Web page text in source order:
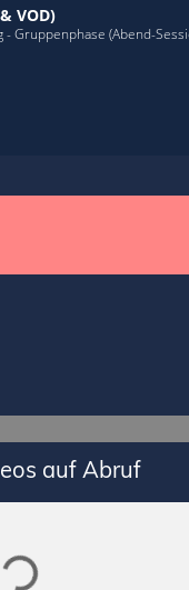
VOD)
Gruppenphase (Abend-
auf Abruf
Lade SPORTDIGITAL+ Mediathek